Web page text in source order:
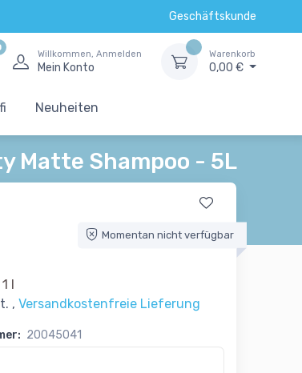
Geschäftskunde
Willkommen, Anmelden
Mein Konto
Warenkorb
0,00 €
Neuheiten
Matte Shampoo - 5L
Momentan nicht verfügbar
l
, Versandkostenfreie Lieferung
20045041